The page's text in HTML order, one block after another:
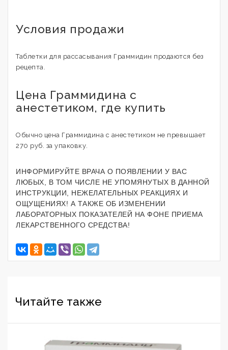
Условия продажи
Таблетки для рассасывания Граммидин продаются без
рецепта.
Цена Граммидина с
анестетиком, где купить
Обычно цена Граммидина с анестетиком не превышает
270 руб. за упаковку.
ИНФОРМИРУЙТЕ ВРАЧА О ПОЯВЛЕНИИ У ВАС
ЛЮБЫХ, В ТОМ ЧИСЛЕ НЕ УПОМЯНУТЫХ В ДАННОЙ
ИНСТРУКЦИИ, НЕЖЕЛАТЕЛЬНЫХ РЕАКЦИЯХ И
ОЩУЩЕНИЯХ! А ТАКЖЕ ОБ ИЗМЕНЕНИИ
ЛАБОРАТОРНЫХ ПОКАЗАТЕЛЕЙ НА ФОНЕ ПРИЕМА
ЛЕКАРСТВЕННОГО СРЕДСТВА!
Читайте также